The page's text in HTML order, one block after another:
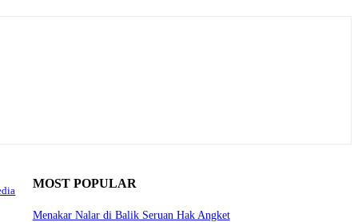
MOST POPULAR
Menakar Nalar di Balik Seruan Hak Angket